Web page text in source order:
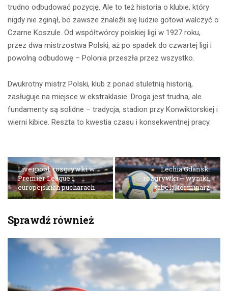
trudno odbudować pozycję. Ale to też historia o klubie, który
nigdy nie zginął, bo zawsze znaleźli się ludzie gotowi walczyć o
Czarne Koszule. Od współtwórcy polskiej ligi w 1927 roku,
przez dwa mistrzostwa Polski, aż po spadek do czwartej ligi i
powolną odbudowę – Polonia przeszła przez wszystko.
Dwukrotny mistrz Polski, klub z ponad stuletnią historią,
zasługuje na miejsce w ekstraklasie. Droga jest trudna, ale
fundamenty są solidne – tradycja, stadion przy Konwiktorskiej i
wierni kibice. Reszta to kwestia czasu i konsekwentnej pracy.
Liverpool: rozgrywki w
Premier League i
europejskich pucharach
Lechia Gdańsk:
rozgrywki – wyniki,
tabela, terminarz
Sprawdź również